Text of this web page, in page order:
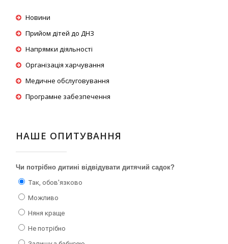
Новини
Прийом дітей до ДНЗ
Напрямки діяльності
Організація харчування
Медичне обслуговування
Програмне забезпечення
НАШЕ ОПИТУВАННЯ
Чи потрібно дитині відвідувати дитячий садок?
Так, обов'язково
Можливо
Няня краще
Не потрібно